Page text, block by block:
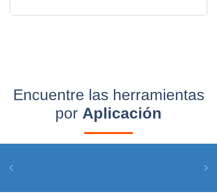
Encuentre las herramientas
por Aplicación